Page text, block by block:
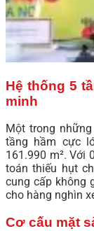
Hệ thống 5
minh
Một trong
tầng hầm cực
161.990 m². Với
toán thiếu hụt
cung cấp không
cho hàng nghìn
Cơ cấu mặt